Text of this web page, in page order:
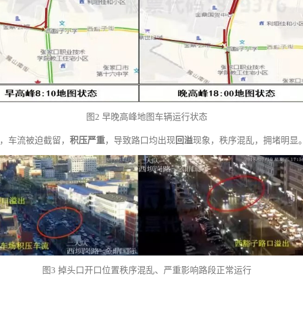
图2 早晚高峰地图车辆运行状态
，车流被迫截留， 积压严重，导致路口均出现 回溢现象，秩序混乱，拥堵明显。
图3 掉头口开口位置秩序混乱、严重影响路段正常运行